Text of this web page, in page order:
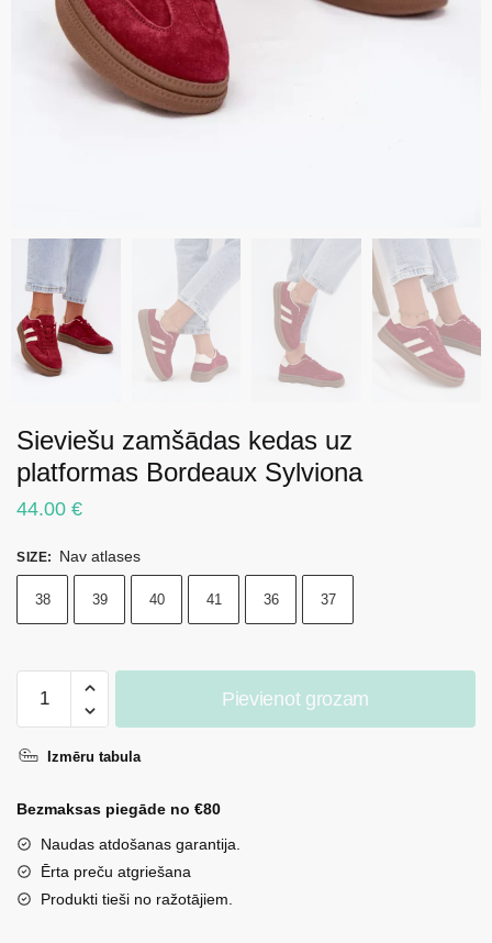
Sieviešu zamšādas kedas uz
platformas Bordeaux Sylviona
44.00 €
SIZE: Nav atlases
38 39 40 41 36 37
zamšādas
uz
Bordeaux
Sylviona
daudzums
Pievienot grozam
Izmēru tabula
Bezmaksas piegāde no €80
Naudas atdošanas garantija.
Ērta preču atgriešana
Produkti tieši no ražotājiem.